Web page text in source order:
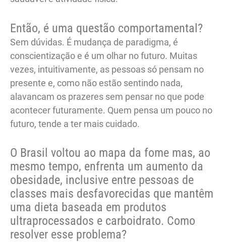
Então, é uma questão comportamental?
Sem dúvidas. É mudança de paradigma, é
conscientização e é um olhar no futuro. Muitas
vezes, intuitivamente, as pessoas só pensam no
presente e, como não estão sentindo nada,
alavancam os prazeres sem pensar no que pode
acontecer futuramente. Quem pensa um pouco no
futuro, tende a ter mais cuidado.
O Brasil voltou ao mapa da fome mas, ao
mesmo tempo, enfrenta um aumento da
obesidade, inclusive entre pessoas de
classes mais desfavorecidas que mantêm
uma dieta baseada em produtos
ultraprocessados e carboidrato. Como
resolver esse problema?